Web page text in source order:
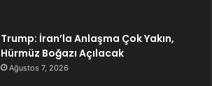
Trump: İran’la Anlaşma Çok Yakın,
Hürmüz Boğazı Açılacak
Ağustos 7, 2026